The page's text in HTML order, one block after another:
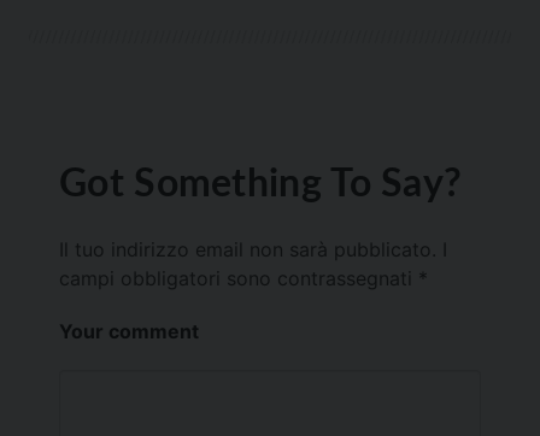
Got Something To Say?
Il tuo indirizzo email non sarà pubblicato.
campi obbligatori sono contrassegnati *
Your comment